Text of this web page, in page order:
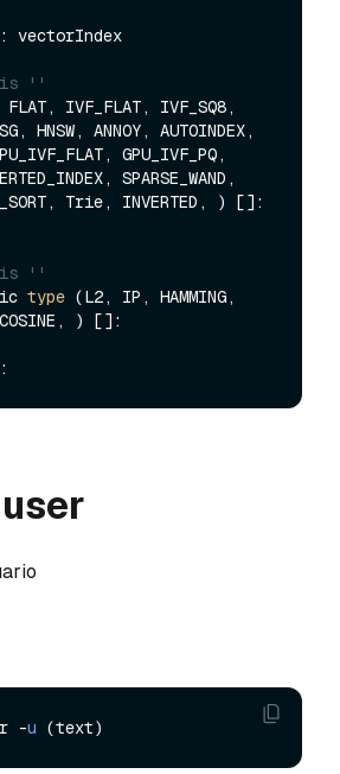
vectorIndex
is ''
FLAT, IVF_FLAT, IVF_SQ8,
HNSW, ANNOY, AUTOINDEX,
GPU_IVF_PQ,
SPARSE_WAND,
Trie, INVERTED, ) []:
is ''
type (L2, IP, HAMMING,
COSINE, ) []:
-u